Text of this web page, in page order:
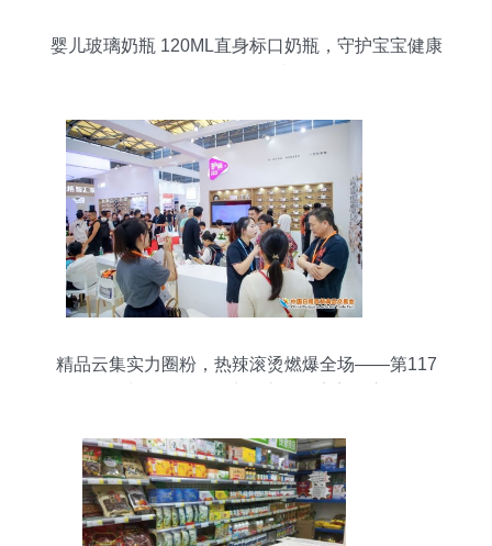
婴儿玻璃奶瓶 120ML直身标口奶瓶，守护宝宝健康
精品云集实力圈粉，热辣滚烫燃爆全场——第117